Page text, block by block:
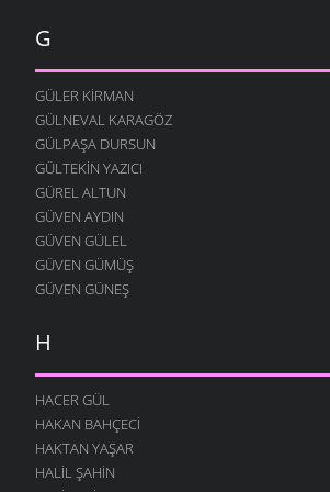
26 KASIM 2009
ÖĞRETMEN
23 KASIM 2009
İNSAN OLALIM BEYLER
23 KASIM 2009
SEVDAN ETTI
21 KASIM 2009
DOĞAYI ÖZLERDIK
21 KASIM 2009
SÖZÜM ANLAYANA
HALI PERIŞAN
13 KASIM 2009
KÖYDE SENI BEKLIYOR
4 KASIM 2009
YOLUMUZ VARDIĞI ZAMAN
1 KASIM 2009
G
GÜLER KIRMAN
GÜLNEVAL KARAGÖZ
GÜLPAŞA DURSUN
GÜLTEKIN YAZICI
GÜREL ALTUN
GÜVEN AYDIN
GÜVEN GÜLEL
GÜVEN GÜMÜŞ
GÜVEN GÜNEŞ
H
HACER GÜL
HAKAN BAHÇECI
HAKTAN YAŞAR
HALIL ŞAHIN